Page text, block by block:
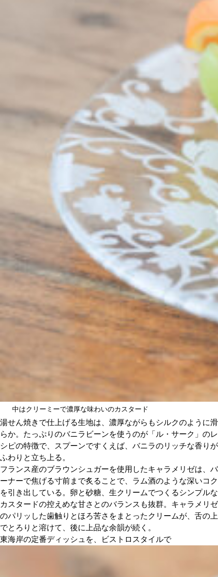
中はクリーミーで濃厚な味わいのカスタード
湯せん焼きで仕上げる生地は、濃厚ながらもシルクのように滑
らか。たっぷりのバニラビーンを使うのが「ル・サーク」のレ
シピの特徴で、スプーンですくえば、バニラのリッチな香りが
ふわりと立ち上る。
フランス産のブラウンシュガーを使用したキャラメリゼは、バ
ーナーで焦げる寸前まで炙ることで、ラム酒のような深いコク
を引き出している。卵と砂糖、生クリームでつくるシンプルな
カスタードの控えめな甘さとのバランスも抜群。キャラメリゼ
のパリッした歯触りとほろ苦さをまとったクリームが、舌の上
でとろりと溶けて、後に上品な余韻が続く。
東海岸の定番ディッシュを、ビストロスタイルで